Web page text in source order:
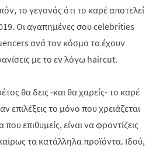
το γεγονός ότι το καρέ αποτελεί
Οι αγαπημένες σου celebrities
ανά τον κόσμο το έχουν
με το εν λόγω haircut.
θα δεις -και θα χαρείς- το καρέ
επιλέξεις το μόνο που χρειάζεται
επιθυμείς, είναι να φροντίζεις
τα κατάλληλα προϊόντα. Ιδού,